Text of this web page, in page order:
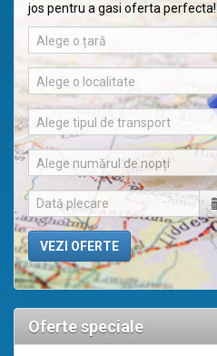
jos pentru a gasi oferta perfecta!
Alege o țară
Alege o localitate
Alege tipul de transport
Alege numărul de nopți
Oferte speciale